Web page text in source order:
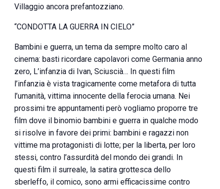
Villaggio ancora prefantozziano.
“CONDOTTA LA GUERRA IN CIELO”
Bambini e guerra, un tema da sempre molto caro al
cinema: basti ricordare capolavori come Germania anno
zero, L’infanzia di Ivan, Sciuscià… In questi film
l’infanzia è vista tragicamente come metafora di tutta
l’umanità, vittima innocente della ferocia umana. Nei
prossimi tre appuntamenti però vogliamo proporre tre
film dove il binomio bambini e guerra in qualche modo
si risolve in favore dei primi: bambini e ragazzi non
vittime ma protagonisti di lotte; per la liberta, per loro
stessi, contro l’assurdità del mondo dei grandi. In
questi film il surreale, la satira grottesca dello
sberleffo, il comico, sono armi efficacissime contro